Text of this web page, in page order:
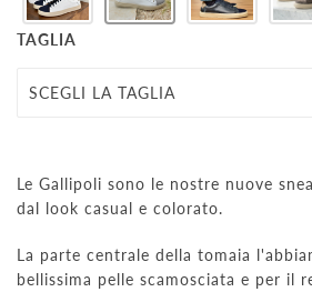
TAGLIA
Le Gallipoli sono le nostre nuove
dal look casual e colorato.
La parte centrale della tomaia
bellissima pelle scamosciata e per il